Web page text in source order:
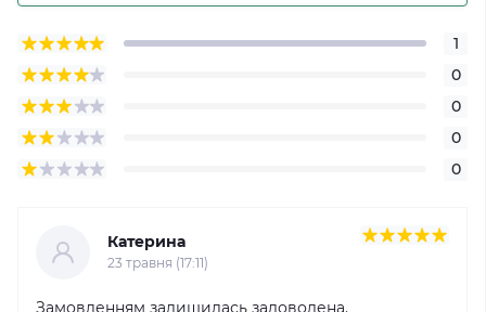
1
0
0
0
0
Катерина
23 травня (17:11)
Замовленням залишилась задоволена.